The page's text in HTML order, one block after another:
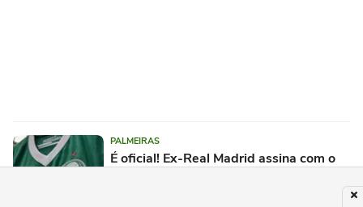
PALMEIRAS
É oficial! Ex-Real Madrid assina com o